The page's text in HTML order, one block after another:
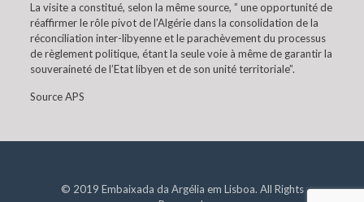
La visite a constitué, selon la même source, ” une opportunité de
réaffirmer le rôle pivot de l’Algérie dans la consolidation de la
réconciliation inter-libyenne et le parachèvement du processus
de règlement politique, étant la seule voie à même de garantir la
souveraineté de l’Etat libyen et de son unité territoriale”.
Source APS
© 2019 Embaixada da Argélia em Lisboa. All Rights